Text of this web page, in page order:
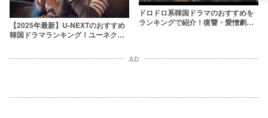
【2025年最新】U-NEXTのおすすめ
韓国ドラマランキング！ユーネクス
ドロドロ系韓国ドラマのおすすめを
ランキングで紹介！復讐・愛憎劇・
AD